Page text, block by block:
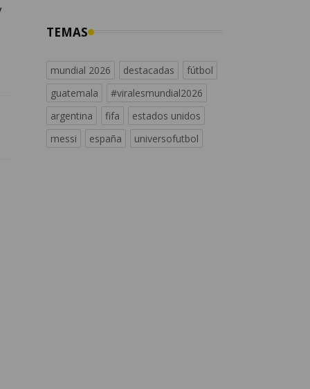
TEMAS
mundial 2026 destacadas
fútbol
guatemala
#viralesmundial2026
argentina
fifa
estados unidos
messi
españa universofutbol